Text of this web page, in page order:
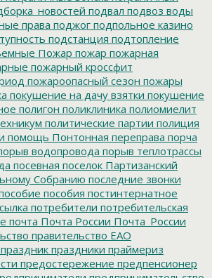
подвал подвоз воды
права поджог подпольное казино
подстанция подтопление
Пожар пожар пожарная
пожарный кроссфит
пожароопасный сезон пожары
покушение на дачу взятки покушение
полигон поликлиника полиомиелит
политические партии полиция
помощь Понтонная переправа порча
водопровода порыв теплотрассы
посевная поселок Партизанский
Собранию последние звонки
пособия постинтернатное
потребители потребительская
почта Почта России Почта_России
правительство ЕАО
праздник праздники праймериз
предостережение предпенсионер